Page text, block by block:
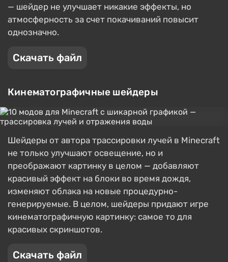
— шейдер не улучшает никакие эффекты, но
атмосферность за счет покачиваний повысит
однозначно.
Скачать файл
Кинематографичные шейдеры
Шейдеры от автора трассировки лучей в Minecraft
не только улучшают освещение, но и
преображают картинку в целом — добавляют
красивый эффект на блоки во время дождя,
изменяют облака на новые процедурно-
генерируемые. В целом, шейдеры придают игре
кинематографичную картинку: самое то для
красивых скриншотов.
Скачать файл